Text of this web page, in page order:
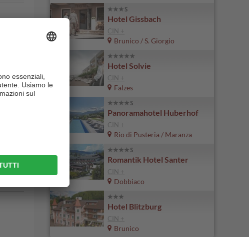
Hotel Gissbach
CIN +
Brunico / S. Giorgio
Hotel Solvie
CIN +
Falzes
Panoramahotel Huberhof
CIN +
Rio di Pusteria / Maranza
Romantik Hotel Santer
CIN +
Dobbiaco
Hotel Blitzburg
CIN +
Brunico